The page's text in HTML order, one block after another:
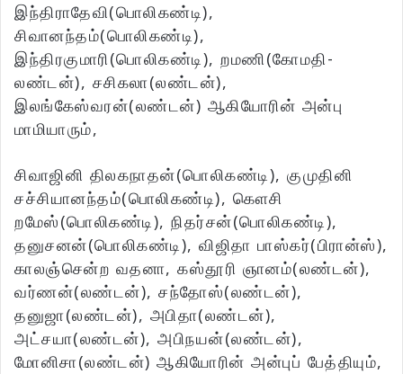
இந்திராதேவி(பொலிகண்டி),
சிவானந்தம்(பொலிகண்டி),
இந்திரகுமாரி(பொலிகண்டி), றமணி(கோமதி-
லண்டன்), சசிகலா(லண்டன்),
இலங்கேஸ்வரன்(லண்டன்) ஆகியோரின் அன்பு
மாமியாரும்,
சிவாஜினி திலகநாதன்(பொலிகண்டி), குமுதினி
சச்சியானந்தம்(பொலிகண்டி), கௌசி
றமேஸ்(பொலிகண்டி), நிதர்சன்(பொலிகண்டி),
தனுசனன்(பொலிகண்டி), விஜிதா பாஸ்கர்(பிரான்ஸ்),
காலஞ்சென்ற வதனா, கஸ்தூரி ஞானம்(லண்டன்),
வர்ணன்(லண்டன்), சந்தோஸ்(லண்டன்),
தனுஜா(லண்டன்), அபிதா(லண்டன்),
அட்சயா(லண்டன்), அபிநயன்(லண்டன்),
மோனிசா(லண்டன்) ஆகியோரின் அன்புப் பேத்தியும்,